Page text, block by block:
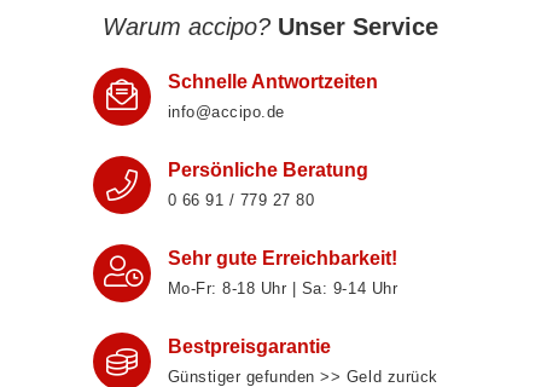
Warum accipo? Unser Service
Schnelle Antwortzeiten
info@accipo.de
Persönliche Beratung
0 66 91 / 779 27 80
Sehr gute Erreichbarkeit!
Mo-Fr: 8‑18 Uhr | Sa: 9‑14 Uhr
Bestpreisgarantie
Günstiger gefunden >> Geld zurück